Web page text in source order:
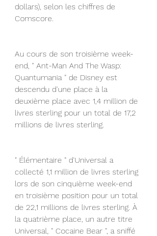
dollars), selon les chiffres de
Comscore.
Au cours de son troisième week-
end, " Ant-Man And The Wasp:
Quantumania " de Disney est
descendu d'une place à la
deuxième place avec 1,4 million de
livres sterling pour un total de 17,2
millions de livres sterling.
" Élémentaire " d'Universal a
collecté 1,1 million de livres sterling
lors de son cinquième week-end
en troisième position pour un total
de 22,1 millions de livres sterling. À
la quatrième place, un autre titre
Universal, " Cocaine Bear ", a sniffé